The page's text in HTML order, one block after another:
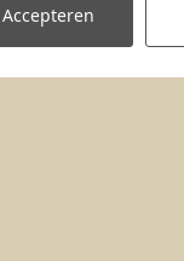
Accepteren